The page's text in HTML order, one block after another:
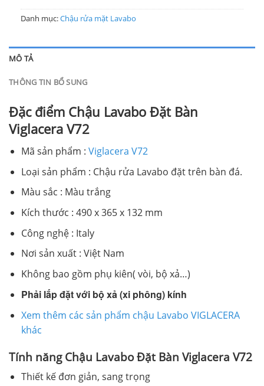
Danh mục:Chậu rửa mặt Lavabo
MÔ TẢ
THÔNG TIN BỔ SUNG
Đặc điểm Chậu Lavabo Đặt Bàn
Viglacera V72
Mã sản phẩm : Viglacera V72
Loại sản phẩm : Chậu rửa Lavabo đặt trên bàn đá.
Màu sắc : Màu trắng
Kích thước : 490 x 365 x 132 mm
Công nghệ : Italy
Nơi sản xuất : Việt Nam
Không bao gồm phụ kiên( vòi, bộ xả…)
Phải lắp đặt với bộ xả (xi phông) kính
Xem thêm các sản phẩm chậu Lavabo VIGLACERA
khác
Tính năng Chậu Lavabo Đặt Bàn Viglacera V72
Thiết kế đơn giản, sang trọng